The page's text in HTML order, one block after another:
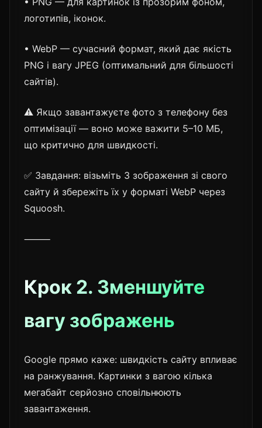
логотипів, іконок.
• WebP — сучасний формат, який дає якість
PNG і вагу JPEG (оптимальний для більшості
сайтів).
⚠️ Якщо завантажуєте фото з телефону без
оптимізації — воно може важити 5–10 МБ,
що критично для швидкості.
✅ Завдання: візьміть 3 зображення зі свого
сайту й збережіть їх у форматі WebP через
Squoosh.
⸻
Крок 2. Зменшуйте
вагу зображень
Google прямо каже: швидкість сайту впливає
на ранжування. Картинки з вагою кілька
мегабайт серйозно сповільнюють
завантаження.